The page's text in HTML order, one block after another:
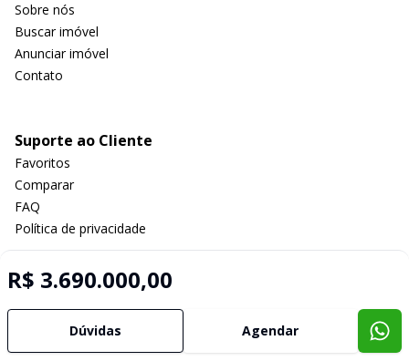
R$ 3.690.000,00
Dúvidas Agendar
Sobre nós
Buscar imóvel
Anunciar imóvel
Contato
Suporte ao Cliente
Favoritos
Comparar
FAQ
Política de privacidade
Selo de Tecnologia Loft